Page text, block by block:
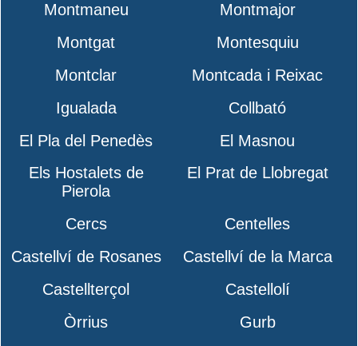
Montmaneu
Montmajor
Montgat
Montesquiu
Montclar
Montcada i Reixac
Igualada
Collbató
El Pla del Penedès
El Masnou
Els Hostalets de
Pierola
El Prat de Llobregat
Cercs
Centelles
Castellví de Rosanes
Castellví de la Marca
Castellterçol
Castellolí
Òrrius
Gurb